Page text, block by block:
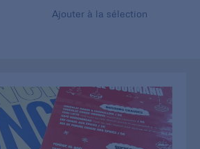
Ajouter à la sélection